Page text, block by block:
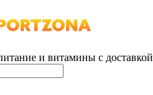
и витамины с доставкой